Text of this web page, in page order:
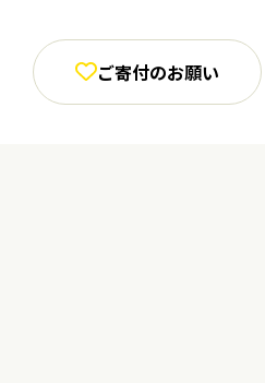
ご寄付のお願い